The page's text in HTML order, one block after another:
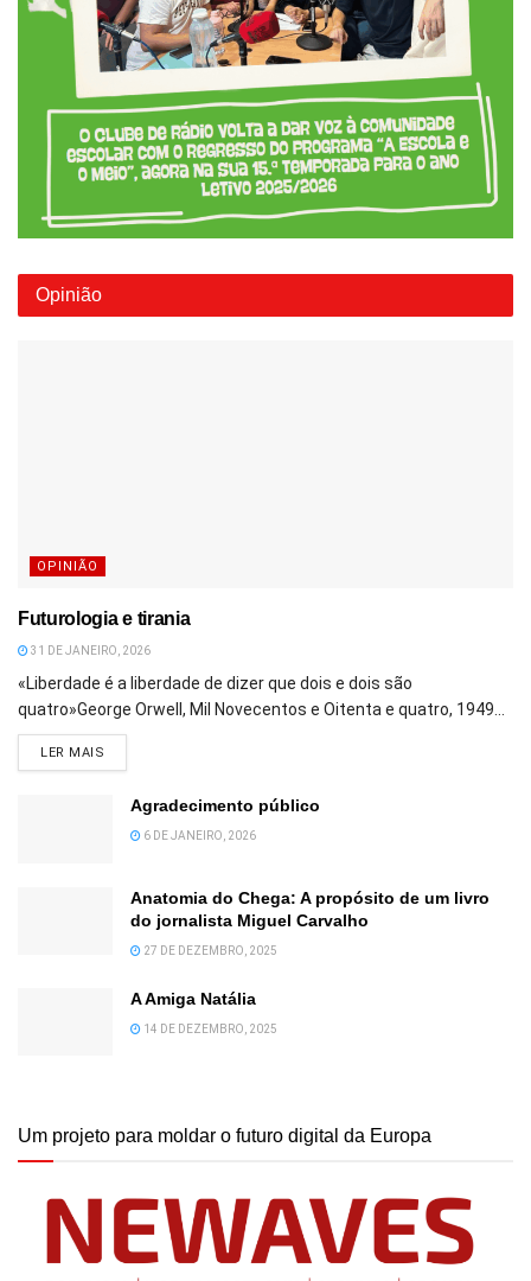
Opinião
OPINIÃO
Futurologia e tirania
31 DE JANEIRO, 2026
«Liberdade é a liberdade de dizer que dois e dois são
quatro»George Orwell, Mil Novecentos e Oitenta e quatro, 1949...
LER MAIS
Agradecimento público
6 DE JANEIRO, 2026
Anatomia do Chega: A propósito de um livro
do jornalista Miguel Carvalho
27 DE DEZEMBRO, 2025
A Amiga Natália
14 DE DEZEMBRO, 2025
Um projeto para moldar o futuro digital da Europa